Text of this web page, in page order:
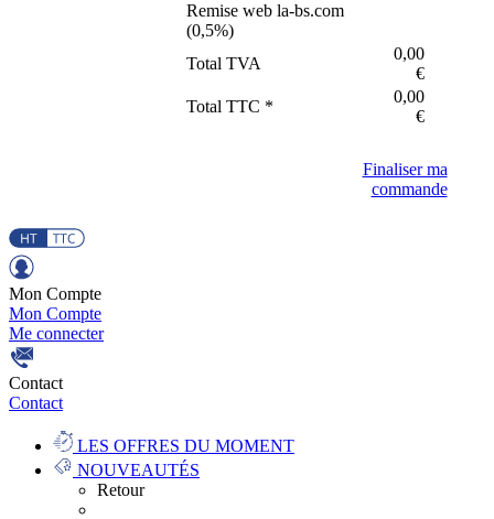
Remise web la-bs.com
(0,5%)
Total TVA
0,00
€
Total TTC *
0,00
€
Finaliser ma
commande
Mon Compte
Mon Compte
Me connecter
Contact
Contact
LES OFFRES DU MOMENT
NOUVEAUTÉS
Retour